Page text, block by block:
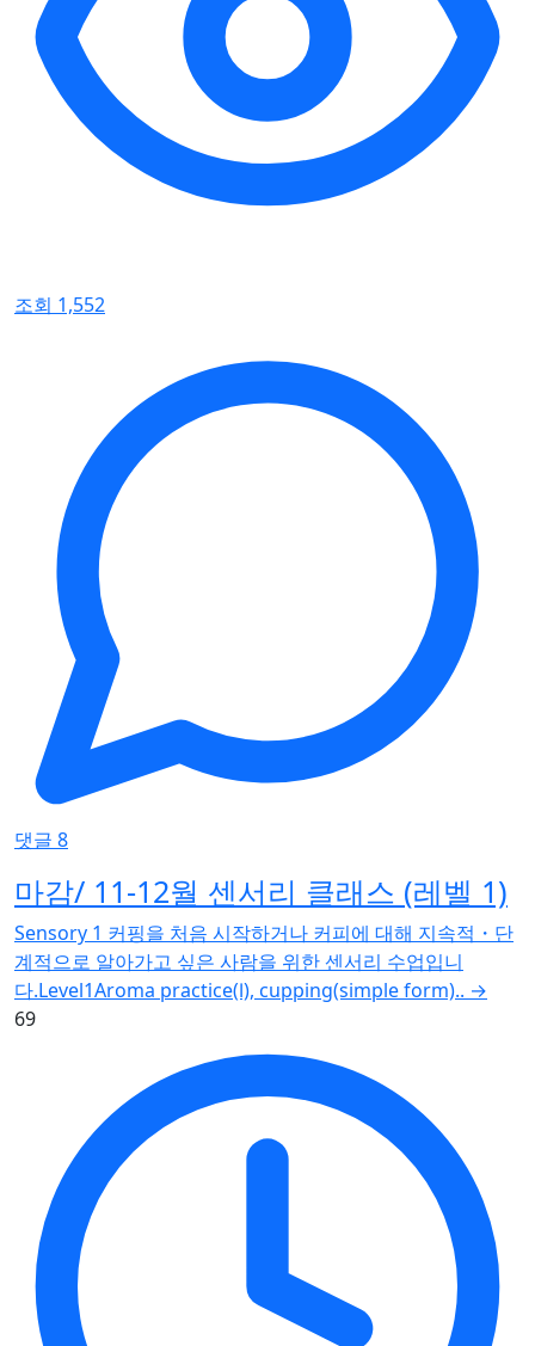
조회 1,552
댓글 8
마감/ 11-12월 센서리 클래스 (레벨 1)
Sensory 1 커핑을 처음 시작하거나 커피에 대해 지속적・단
계적으로 알아가고 싶은 사람을 위한 센서리 수업입니
다.Level1Aroma practice(Ⅰ), cupping(simple form).. →
69